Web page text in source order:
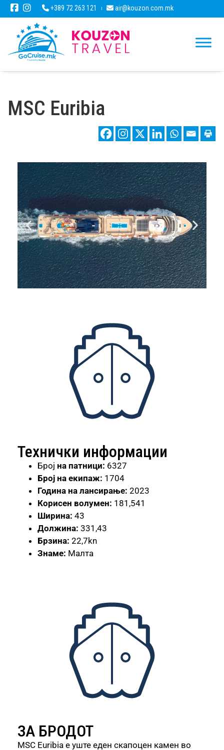
+389 72 263 121 air@kouzon.com.mk
MSC Euribia
Технички информации
Број на патници: 6327
Број на екипаж: 1704
Година на лансирање: 2023
Корисен волумен: 181,541
Ширина: 43
Должина: 331,43
Брзина: 22,7kn
Знаме: Малта
ЗА БРОДОТ
MSC Euribia е уште еден скапоцен камен во